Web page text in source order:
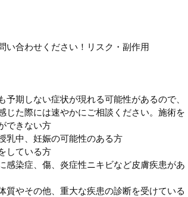
い合わせください！リスク・副作用
予期しない症状が現れる可能性があるので、
じた際には速やかにご相談ください。施術を
できない方
乳中、妊娠の可能性のある方
している方
感染症、傷、炎症性ニキビなど皮膚疾患があ
質やその他、重大な疾患の診断を受けている